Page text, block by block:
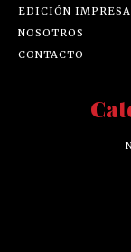
EDICIÓN IMPRESA
NOSOTROS
CONTACTO